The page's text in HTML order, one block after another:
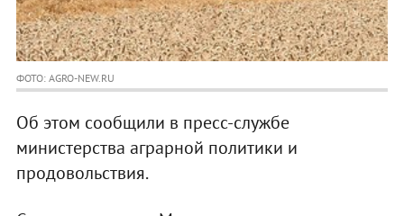
ФОТО: AGRO-NEW.RU
Об этом сообщили в пресс-службе
министерства аграрной политики и
продовольствия.